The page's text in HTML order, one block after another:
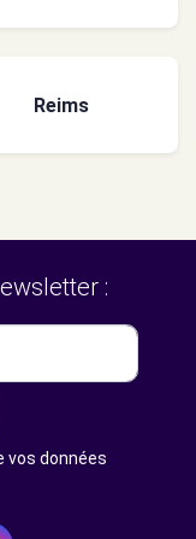
Reims
:
vos données